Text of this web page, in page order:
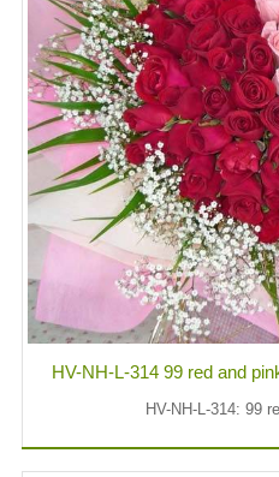
HV-NH-L-314 99 red and
HV-NH-L-314: 99